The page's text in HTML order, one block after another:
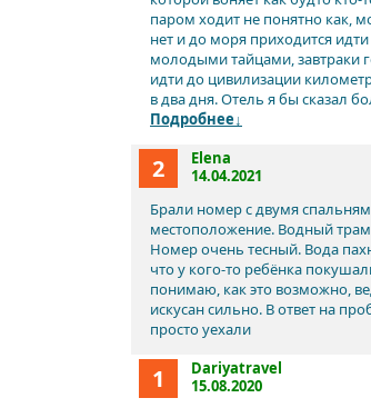
паром ходит не понятно как,
нет и до моря приходится
молодыми тайцами, завтраки
идти до цивилизации
в два дня. Отель я бы сказал
Подробнее↓
2
Elena
14.04.2021
Брали номер с двумя
местоположение. Водный
Номер очень тесный. Вода
что у кого-то ребёнка
понимаю, как это возможно,
искусан сильно. В ответ на
просто уехали
1
Dariyatravel
15.08.2020